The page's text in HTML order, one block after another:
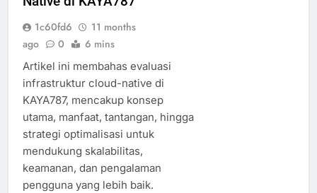
1c60fd6
11 months
ago
0 6 mins
Artikel ini membahas evaluasi
infrastruktur cloud-native di
KAYA787, mencakup konsep
utama, manfaat, tantangan, hingga
strategi optimalisasi untuk
mendukung skalabilitas,
keamanan, dan pengalaman
pengguna yang lebih baik.